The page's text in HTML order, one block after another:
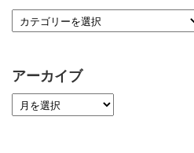
アーカイブ